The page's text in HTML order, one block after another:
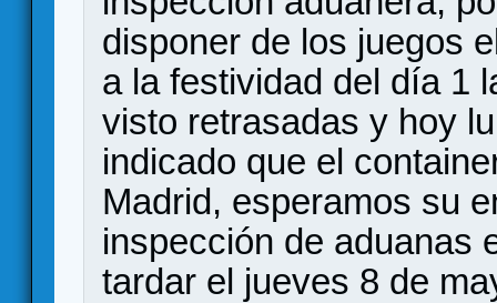
disponer de los juegos
a la festividad del día 1
visto retrasadas y hoy
indicado que el
Madrid, esperamos su
inspección de aduanas
tardar el jueves 8 de